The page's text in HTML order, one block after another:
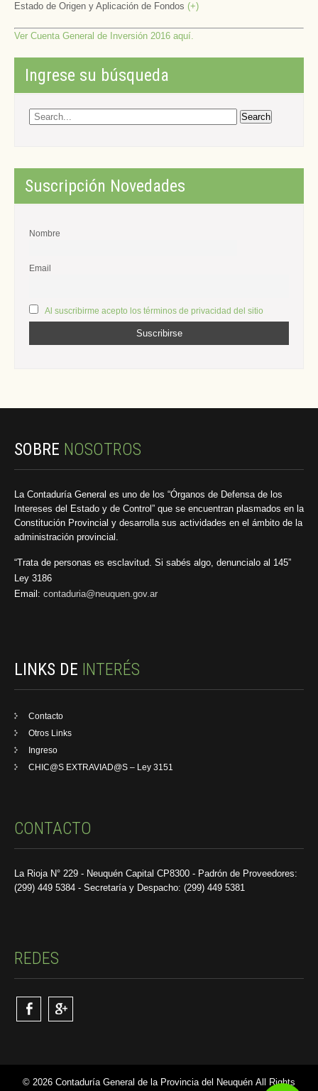
Estado de Origen y Aplicación de Fondos (+)
Ver Cuenta General de Inversión 2016 aquí.
Ingrese su búsqueda
Suscripción Novedades
Nombre
Email
Al suscribirme acepto los términos de privacidad del sitio
SOBRE NOSOTROS
La Contaduría General es uno de los “Órganos de Defensa de los
Intereses del Estado y de Control” que se encuentran plasmados en la
Constitución Provincial y desarrolla sus actividades en el ámbito de la
administración provincial.
“Trata de personas es esclavitud. Si sabés algo, denuncialo al 145”
Ley 3186
Email: contaduria@neuquen.gov.ar
LINKS DE INTERÉS
Contacto
Otros Links
Ingreso
CHIC@S EXTRAVIAD@S – Ley 3151
CONTACTO
La Rioja N° 229 - Neuquén Capital CP8300 - Padrón de Proveedores:
(299) 449 5384 - Secretaría y Despacho: (299) 449 5381
REDES
© 2026 Contaduría General de la Provincia del Neuquén All Rights